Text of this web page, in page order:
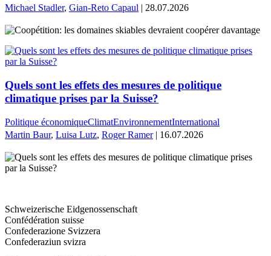
Michael Stadler, Gian-Reto Capaul | 28.07.2026
Quels sont les effets des mesures de politique
climatique prises par la Suisse?
Politique économiqueClimatEnvironnementInternational
Martin Baur, Luisa Lutz, Roger Ramer| 16.07.2026
Schweizerische Eidgenossenschaft
Confédération suisse
Confederazione Svizzera
Confederaziun svizra